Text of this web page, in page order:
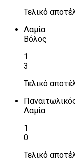
Τελικό
Λαμία
Βόλος
1
3
Τελικό
Λαμία
1
0
Τελικό